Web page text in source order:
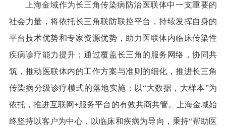
上海金域作为长三角传染病防治医联体中一支重要的
社会力量，将依托长三角联防联控平台，持续发挥自身的
平台技术优势和专家资源优势，助力医联体内临床传染性
疾病诊疗能力提升；通过覆盖长三角的服务网络，协同共
筑，推动医联体内的工作方案与准则的细化，推进长三角
传染病分级诊疗模式的落地实施；以“大数据，大样本”为
依托，推进互联网+服务平台的有效共商共管。上海金域始
终坚持以客户为中心，以临床和疾病为导向，秉持“帮助医